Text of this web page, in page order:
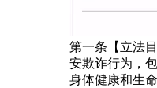
第一条【立法
安欺诈行为，
身体健康和生